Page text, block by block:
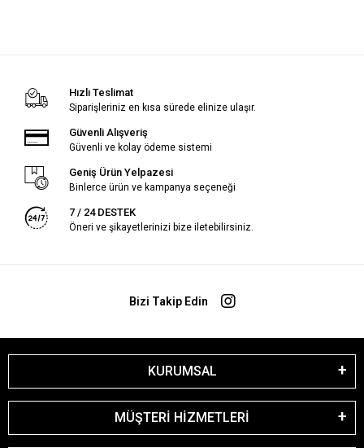
Hızlı Teslimat
Siparişleriniz en kısa sürede elinize ulaşır.
Güvenli Alışveriş
Güvenli ve kolay ödeme sistemi
Geniş Ürün Yelpazesi
Binlerce ürün ve kampanya seçeneği
7 / 24 DESTEK
Öneri ve şikayetlerinizi bize iletebilirsiniz.
Bizi Takip Edin
KURUMSAL
MÜŞTERİ HİZMETLERİ